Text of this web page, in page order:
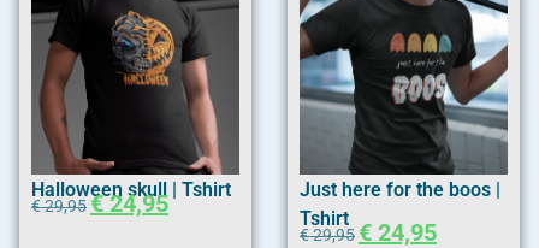
Halloween skull | Tshirt
€29,95 €24,95
Just here for the boos |
Tshirt
€29,95 € 24,95